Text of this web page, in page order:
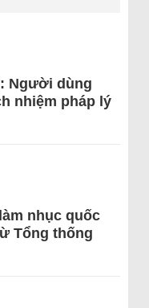
Người dùng
nhiệm pháp lý
nhục quốc
Tổng thống